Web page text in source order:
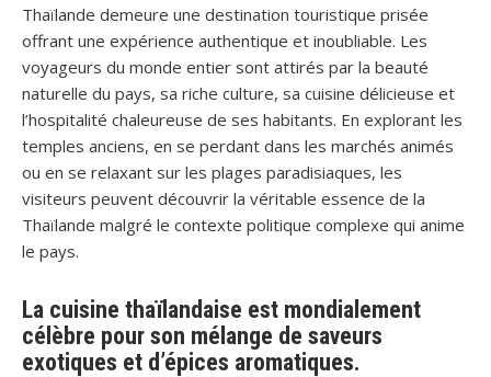
Thaïlande demeure une destination touristique prisée
offrant une expérience authentique et inoubliable. Les
voyageurs du monde entier sont attirés par la beauté
naturelle du pays, sa riche culture, sa cuisine délicieuse et
l’hospitalité chaleureuse de ses habitants. En explorant les
temples anciens, en se perdant dans les marchés animés
ou en se relaxant sur les plages paradisiaques, les
visiteurs peuvent découvrir la véritable essence de la
Thaïlande malgré le contexte politique complexe qui anime
le pays.
La cuisine thaïlandaise est mondialement
célèbre pour son mélange de saveurs
exotiques et d’épices aromatiques.